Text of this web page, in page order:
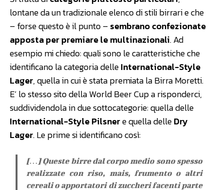
lontane da un tradizionale elenco di stili birrari e che
– forse questo è il punto – sembrano confezionate
apposta per premiare le multinazionali. Ad
esempio mi chiedo: quali sono le caratteristiche che
identificano la categoria delleInternational-Style
Lager, quella in cui è stata premiata la Birra Moretti.
E’ lo stesso sito della World Beer Cup a risponderci,
suddividendola in due sottocategorie: quella delle
International-Style Pilsnere quella delleDry
Lager. Le prime si identificano così:
[…] Queste birre dal corpo medio sono spesso
realizzate con riso, mais, frumento o altri
cereali o apportatori di zuccheri facenti parte